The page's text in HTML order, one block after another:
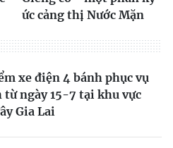
ức cảng thị Nước Mặn
xe điện 4 bánh phục vụ
từ ngày 15-7 tại khu vực
Gia Lai